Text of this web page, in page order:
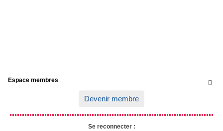

Espace membres
Devenir membre
Se reconnecter :